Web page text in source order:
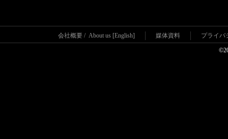
会社概要 / About us [English] 媒体資料 プライバ